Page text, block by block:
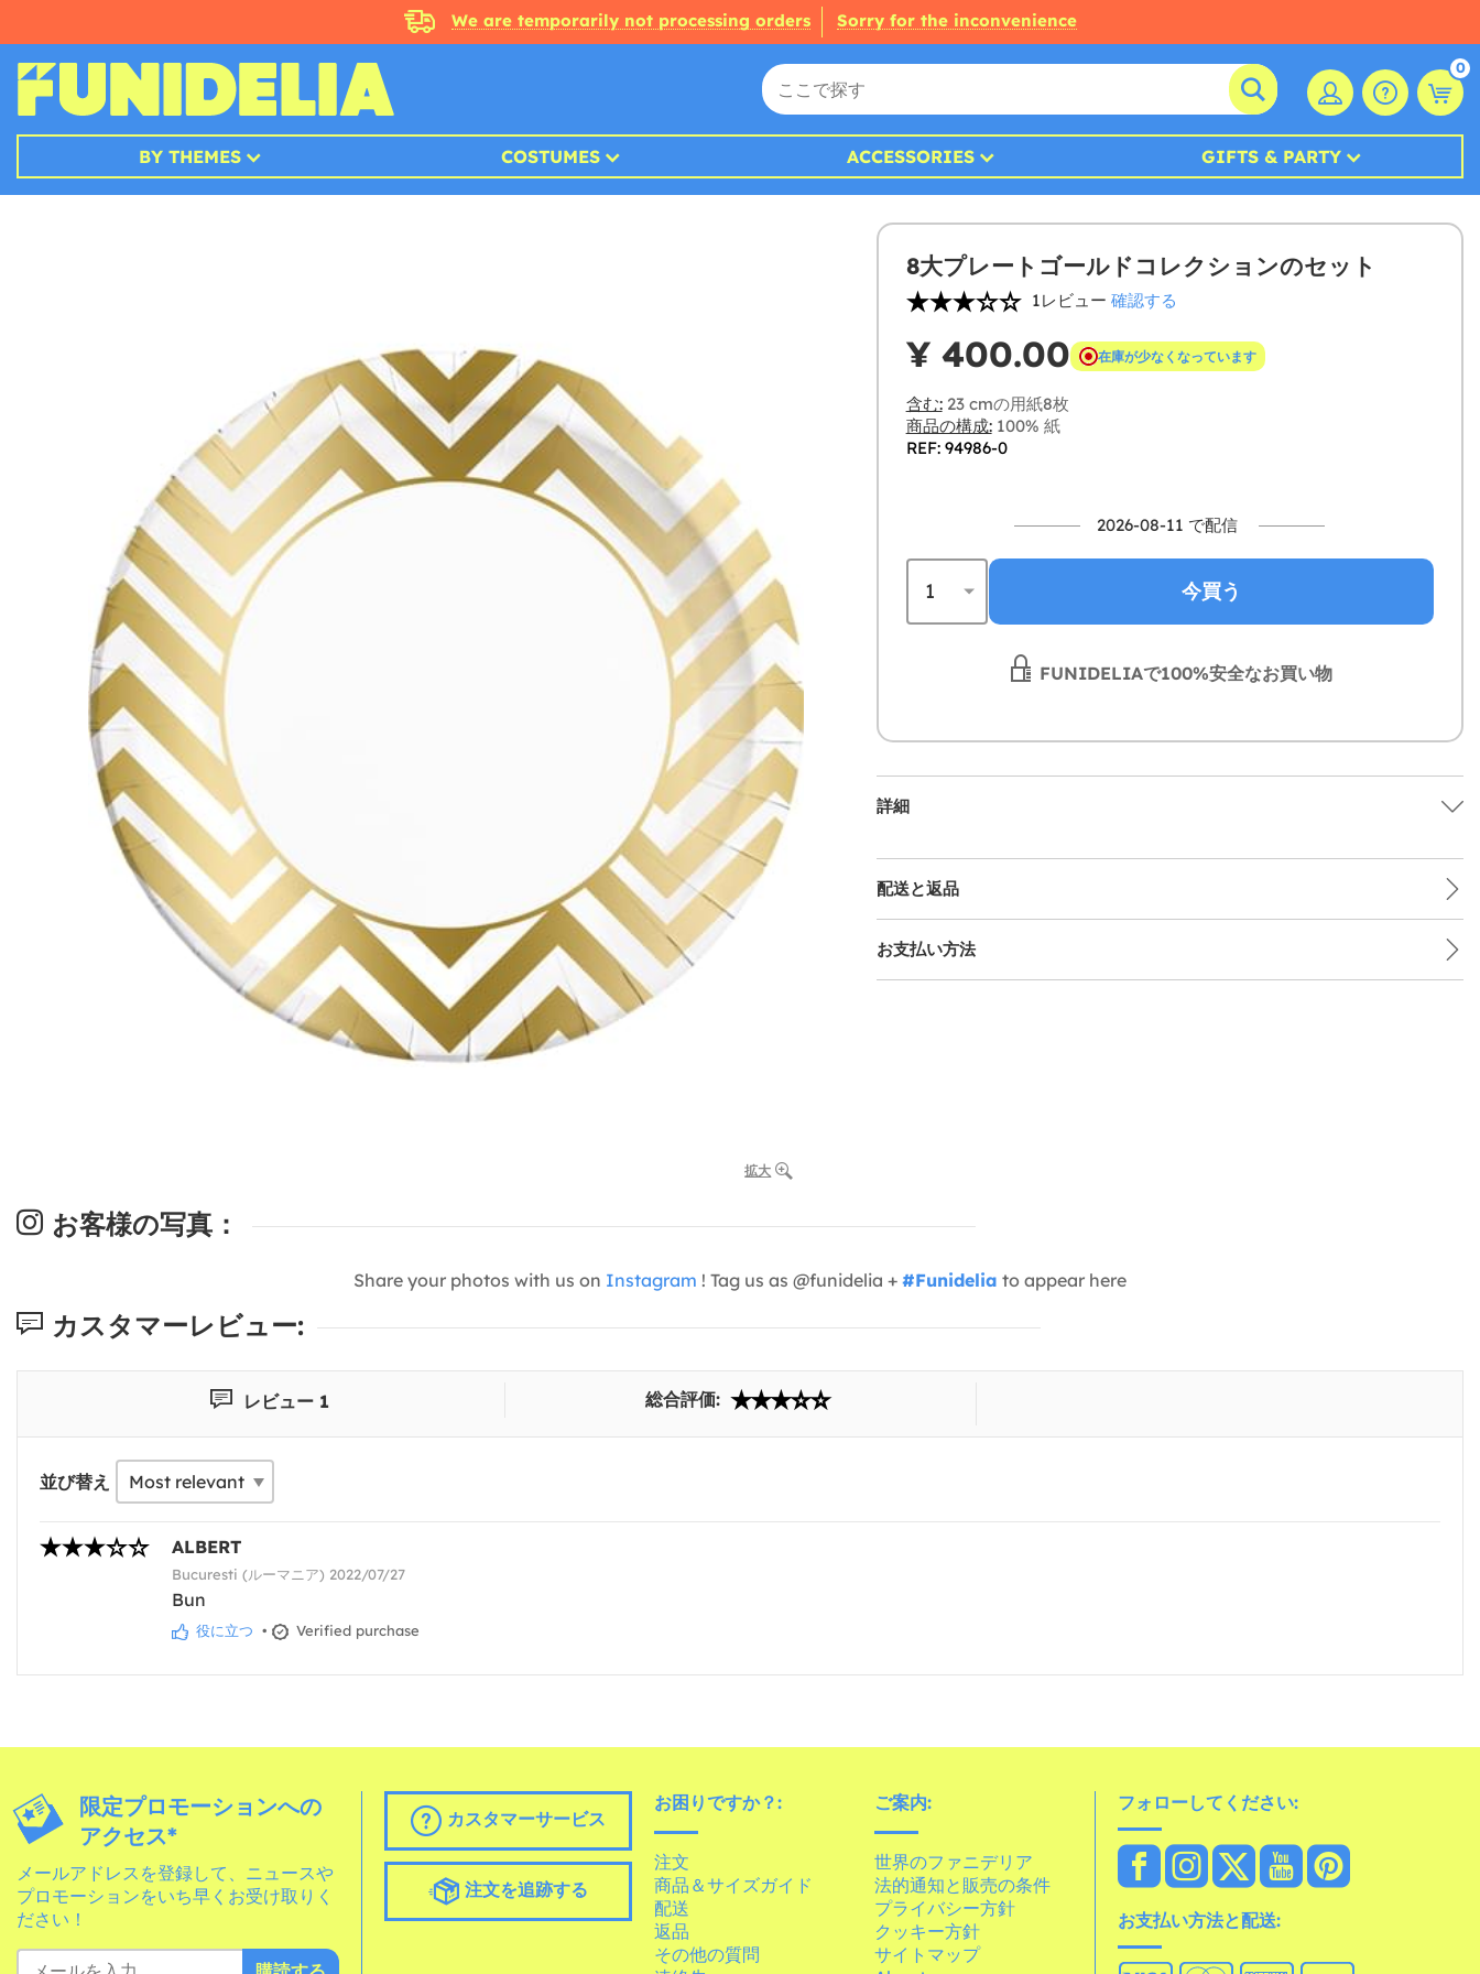
We are temporarily not processing orders Sorry for the inconvenience
0
BY THEMES COSTUMES ACCESSORIES GIFTS & PARTY
拡大
8大プレートゴールドコレクションのセット
1レビュー 確認する
¥ 400.00 在庫が少なくなっています
含む:23 cmの用紙8枚
商品の構成:100% 紙
REF: 94986-0
2026-08-11 で配信
今買う
FUNIDELIAで100%安全なお買い物
詳細
配送と返品
お支払い方法
お客様の写真：
Share your photos with us on Instagram ! Tag us as @funidelia + #Funidelia to appear here
カスタマーレビュー:
レビュー 1 総合評価:
並び替え
ALBERT
Bucuresti (ルーマニア) 2022/07/27
Bun
役に立つ • Verified purchase
限定プロモーションへの
アクセス*
メールアドレスを登録して、ニュースや
プロモーションをいち早くお受け取りく
ださい！
カスタマーサービス
注文を追跡する
お困りですか？:
注文
商品＆サイズガイド
配送
返品
その他の質問
ご案内:
世界のファニデリア
法的通知と販売の条件
プライバシー方針
クッキー方針
サイトマップ
フォローしてください:
お支払い方法と配送: